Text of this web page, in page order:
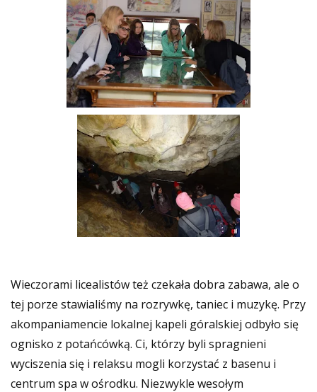
Wieczorami licealistów też czekała dobra zabawa, ale o
tej porze stawialiśmy na rozrywkę, taniec i muzykę. Przy
akompaniamencie lokalnej kapeli góralskiej odbyło się
ognisko z potańcówką. Ci, którzy byli spragnieni
wyciszenia się i relaksu mogli korzystać z basenu i
centrum spa w ośrodku. Niezwykle wesołym